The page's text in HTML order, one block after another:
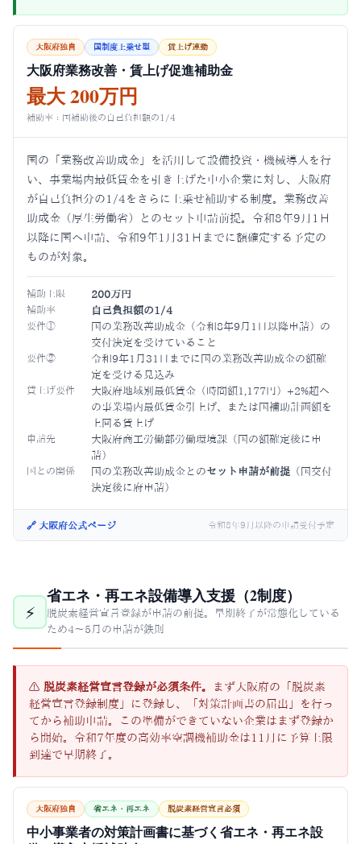
大阪府独自 国制度上乗せ型 賃上げ連動
大阪府業務改善・賃上げ促進補助金
最大 200万円
補助率：国補助後の自己負担額の1/4
国の「業務改善助成金」を活用して設備投資・機械導入を行
い、事業場内最低賃金を引き上げた中小企業に対し、大阪府
が自己負担分の1/4をさらに上乗せ補助する制度。業務改善
助成金（厚生労働省）とのセット申請前提。令和8年9月1日
以降に国へ申請、令和9年1月31日までに額確定する予定の
ものが対象。
補助上限 200万円
補助率 自己負担額の1/4
要件①
国の業務改善助成金（令和8年9月1日以降申請）の
交付決定を受けていること
要件②
令和9年1月31日までに国の業務改善助成金の額確
定を受ける見込み
賃上げ要件
大阪府地域別最低賃金（時間額1,177円）+2%超へ
の事業場内最低賃金引上げ、または国補助計画額を
上回る賃上げ
申請先
大阪府商工労働部労働環境課（国の額確定後に申
請）
国との関係 国の業務改善助成金とのセット申請が前提 （国交付
決定後に府申請）
🔗 大阪府公式ページ 令和8年9月以降の申請受付予定
⚡
省エネ・再エネ設備導入支援（2制度）
脱炭素経営宣言登録が申請の前提。早期終了が常態化している
ため4〜5月の申請が鉄則
⚠ 脱炭素経営宣言登録が必須条件。
まず大阪府の「脱炭素
経営宣言登録制度」に登録し、「対策計画書の届出」を行っ
てから補助申請。この準備ができていない企業はまず登録か
ら開始。令和7年度の高効率空調機補助金は11月に予算上限
到達で早期終了。
大阪府独自 省エネ・再エネ 脱炭素経営宣言必須
中小事業者の対策計画書に基づく省エネ・再エネ設